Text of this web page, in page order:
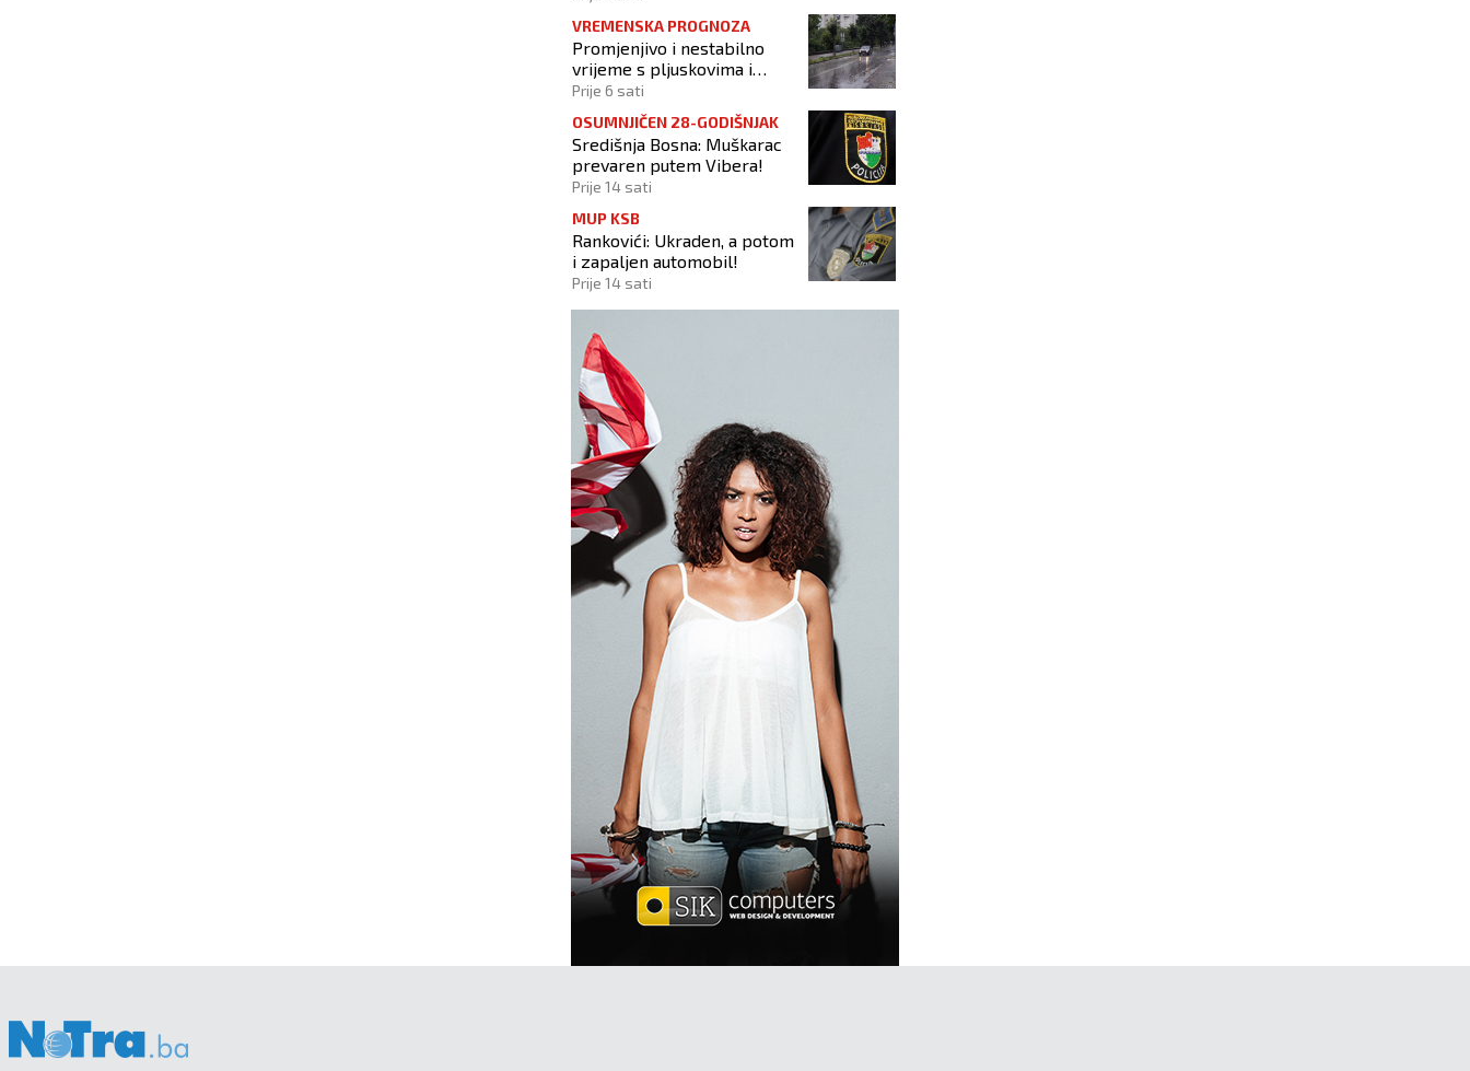
VREMENSKA PROGNOZA
Promjenjivo i nestabilno
vrijeme s pljuskovima i
grmljavinom
Prije 6 sati
OSUMNJIČEN 28-GODIŠNJAK
Središnja Bosna: Muškarac
prevaren putem Vibera!
Prije 14 sati
MUP KSB
Rankovići: Ukraden, a potom
i zapaljen automobil!
Prije 14 sati